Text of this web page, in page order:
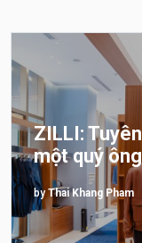
ZILLI:
một quý ông
by Thai Khang Pham